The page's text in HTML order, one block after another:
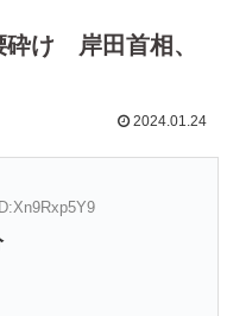
砕け 岸田首相、
2024.01.24